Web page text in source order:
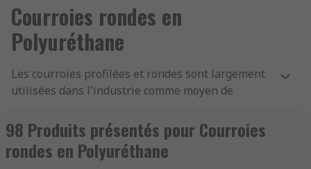
Courroies rondes en
Polyuréthane
Les courroies profilées et rondes sont largement
utilisées dans l'industrie comme moyen de
meilleure élasticité que le caoutchouc, sont
adaptées à différents réglages de température et
résistent à l'essence. Elles présentent une
98 Produits présentés pour Courroies
rondes en Polyuréthane